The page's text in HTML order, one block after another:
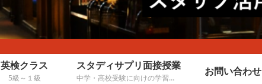
英検クラス
5級～１級
スタディサプリ面接授業
中学・高校受験に向けの学習進行管理
お問い合わせ